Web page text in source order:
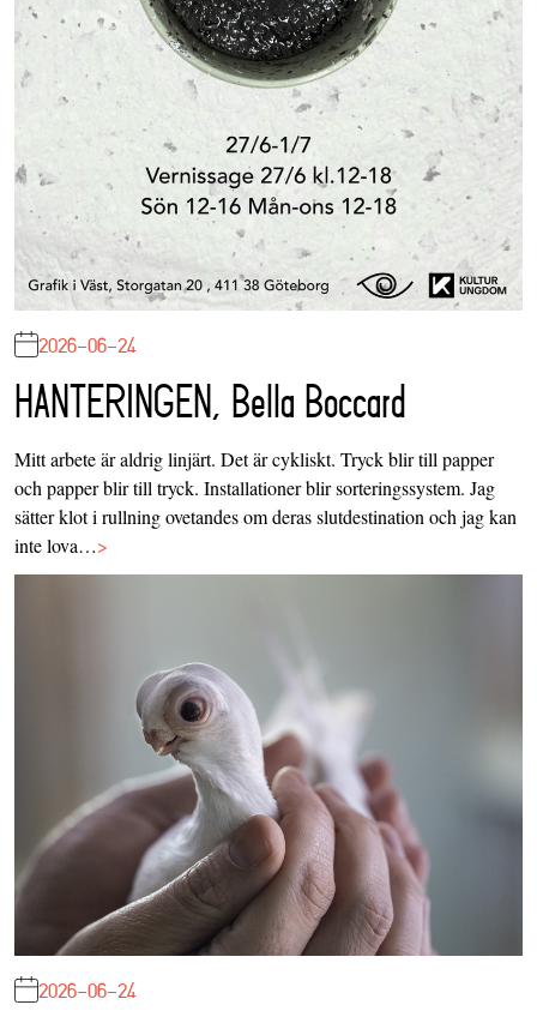
2026-06-24
HANTERINGEN, Bella Boccard
Mitt arbete är aldrig linjärt. Det är cykliskt. Tryck blir till papper
och papper blir till tryck. Installationer blir sorteringssystem. Jag
sätter klot i rullning ovetandes om deras slutdestination och jag kan
inte lova…>
2026-06-24